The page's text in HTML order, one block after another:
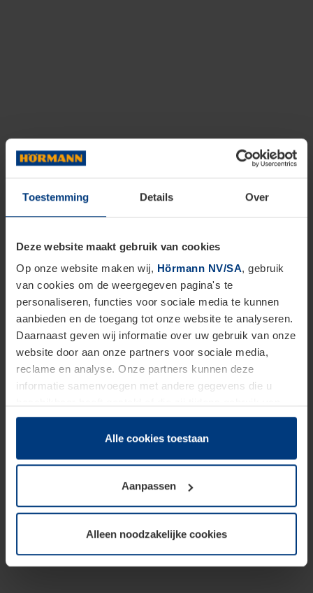
Toestemming Details Over
Deze website maakt gebruik van cookies
Op onze website maken wij, Hörmann NV/SA, gebruik
van cookies om de weergegeven pagina's te
personaliseren, functies voor sociale media te kunnen
aanbieden en de toegang tot onze website te analyseren.
Daarnaast geven wij informatie over uw gebruik van onze
website door aan onze partners voor sociale media,
reclame en analyse. Onze partners kunnen deze
informatie samenvoegen met andere gegevens die u
hun diensten hebben verzameld.
Juridisch hebben wij het recht om cookies op uw
van deze pagina's absoluut vereist is. Voor alle andere
soorten cookies is uw toestemming benodigd. Uw
toestemming kunt u op elk moment bij de uitleg van de
wijzigen of herroepen.
Alle cookies toestaan
Aanpassen
Alleen noodzakelijke cookies